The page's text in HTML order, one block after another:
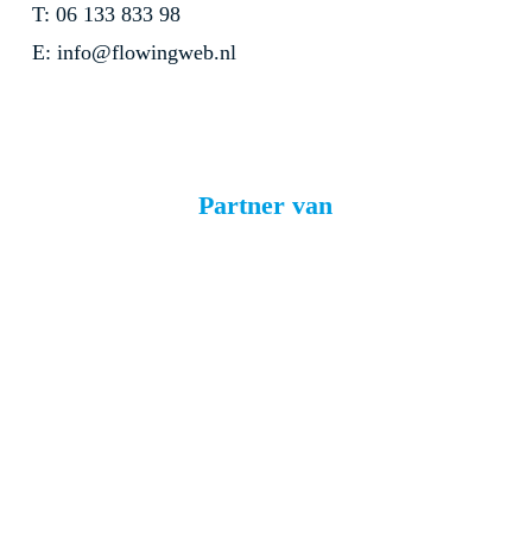
T: 06 133 833 98
E: info@flowingweb.nl
Partner van